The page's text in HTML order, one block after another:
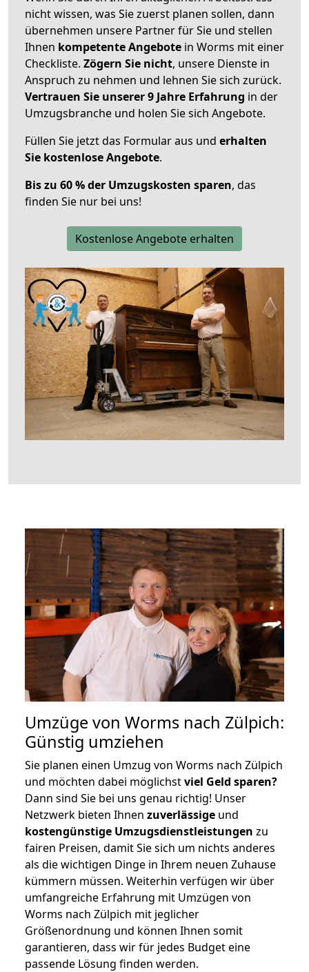
nicht wissen, was Sie zuerst planen sollen, dann
übernehmen unsere Partner für Sie und stellen
Ihnen kompetente Angebote in Worms mit einer
Checkliste. Zögern Sie nicht, unsere Dienste in
Anspruch zu nehmen und lehnen Sie sich zurück.
Vertrauen Sie unserer 9 Jahre Erfahrung in der
Umzugsbranche und holen Sie sich Angebote.
Füllen Sie jetzt das Formular aus und erhalten
Sie kostenlose Angebote.
Bis zu 60 % der Umzugskosten sparen, das
finden Sie nur bei uns!
Kostenlose Angebote erhalten
Umzüge von Worms nach Zülpich:
Günstig umziehen
Sie planen einen Umzug von Worms nach Zülpich
und möchten dabei möglichstviel Geld sparen?
Dann sind Sie bei uns genau richtig! Unser
Netzwerk bieten Ihnen zuverlässige und
kostengünstige Umzugsdienstleistungen zu
fairen Preisen, damit Sie sich um nichts anderes
als die wichtigen Dinge in Ihrem neuen Zuhause
kümmern müssen. Weiterhin verfügen wir über
umfangreiche Erfahrung mit Umzügen von
Worms nach Zülpich mit jeglicher
Größenordnung und können Ihnen somit
garantieren, dass wir für jedes Budget eine
passende Lösung finden werden.